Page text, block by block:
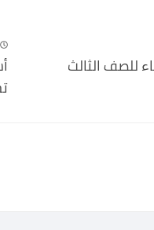
للصف الثالث